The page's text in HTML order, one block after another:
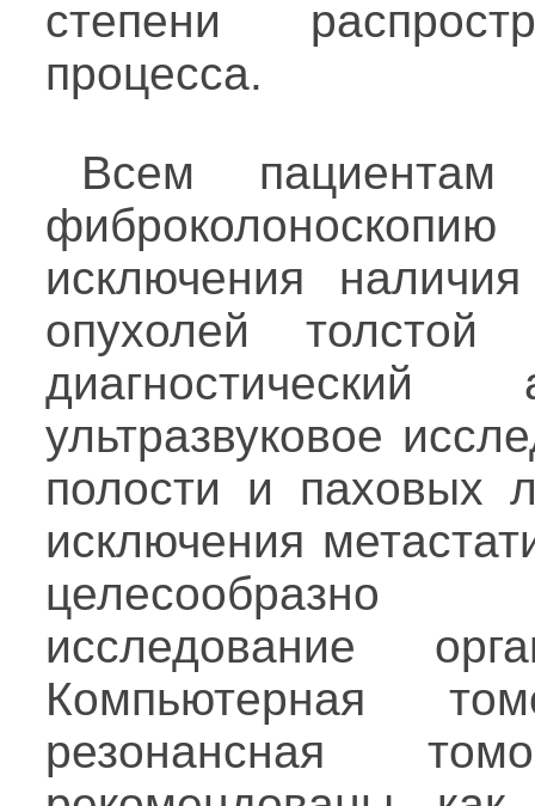
степени
процесса.
Всем пациентам
исключения
опухолей
ультразвуковое
полости и паховых
исключения
целесообразно
исследование
Компьютерная
резонансная